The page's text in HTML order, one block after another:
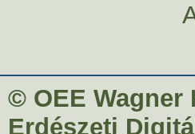
© OEE Wagner
Erdészeti